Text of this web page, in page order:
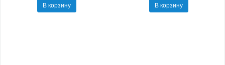
В корзину
В корзину